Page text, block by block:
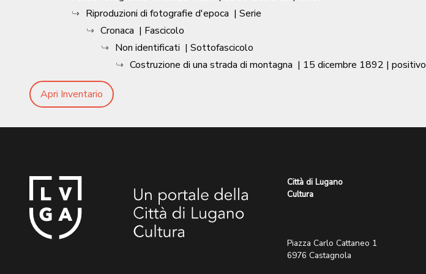
Riproduzioni di fotografie d'epoca | Serie
Cronaca | Fascicolo
Non identificati | Sottofascicolo
Costruzione di una strada di montagna | 15 dicembre 1892 | positivo
Apri Inventario
Città di Lugano
Cultura
Piazza Carlo Cattaneo 1
6976 Castagnola